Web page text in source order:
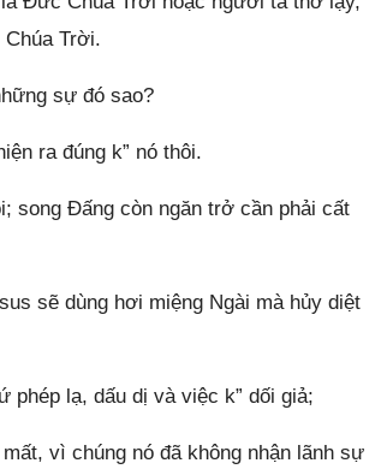
Trời.
sự đó sao?
ra đúng k” nó thôi.
song Đấng còn ngăn trở cần phải cất
sẽ dùng hơi miệng Ngài mà hủy diệt
phép lạ, dấu dị và việc k” dối giả;
vì chúng nó đã không nhận lãnh sự